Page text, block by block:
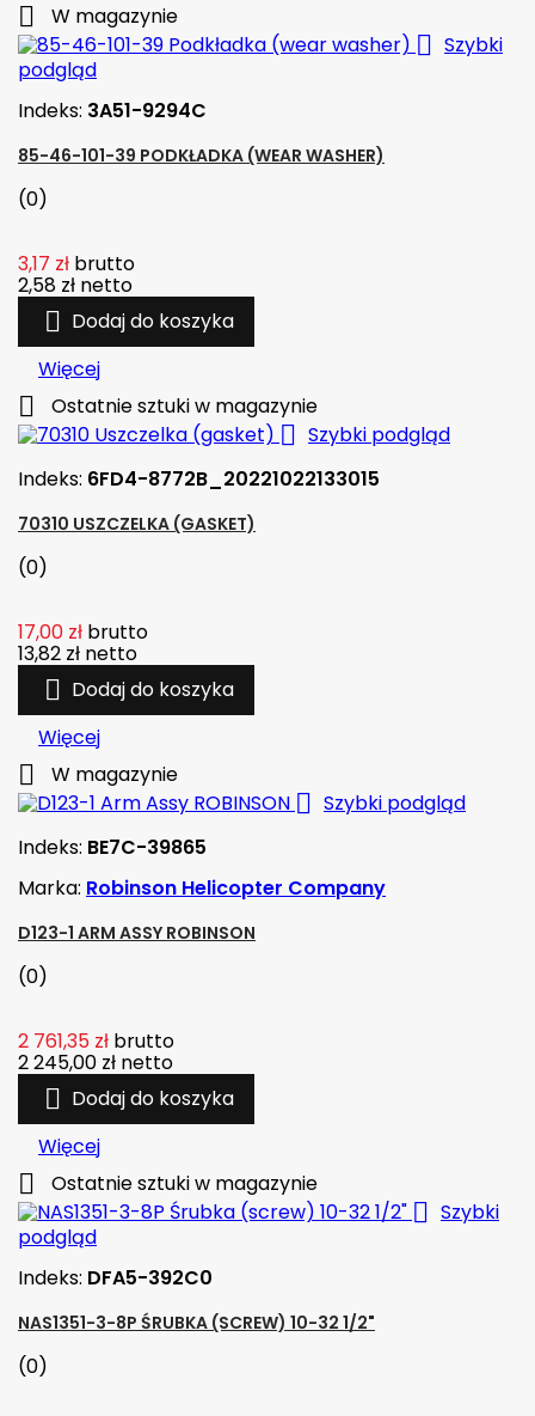
 W magazynie
 Szybki
podgląd
Indeks: 3A51-9294C
85-46-101-39 PODKŁADKA (WEAR WASHER)
(0)
3,17 zł brutto
2,58 zł netto
 Dodaj do koszyka
Więcej
 Ostatnie sztuki w magazynie
 Szybki podgląd
Indeks: 6FD4-8772B_20221022133015
70310 USZCZELKA (GASKET)
(0)
17,00 zł brutto
13,82 zł netto
 Dodaj do koszyka
Więcej
 W magazynie
 Szybki podgląd
Indeks: BE7C-39865
Marka: Robinson Helicopter Company
D123-1 ARM ASSY ROBINSON
(0)
2 761,35 zł brutto
2 245,00 zł netto
 Dodaj do koszyka
Więcej
 Ostatnie sztuki w magazynie
 Szybki
podgląd
Indeks: DFA5-392C0
NAS1351-3-8P ŚRUBKA (SCREW) 10-32 1/2"
(0)